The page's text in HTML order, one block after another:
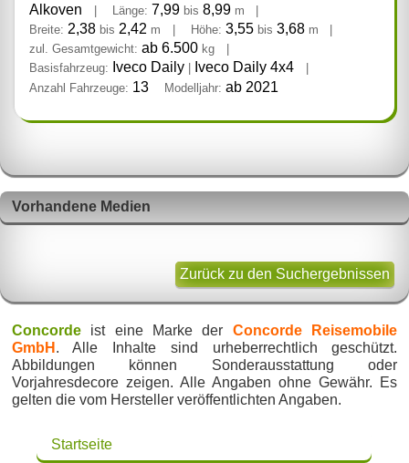
Alkoven Länge: 7,99 bis 8,99 m
Breite: 2,38 bis 2,42 m Höhe: 3,55 bis 3,68 m
zul. Gesamtgewicht: ab 6.500 kg
Basisfahrzeug: Iveco Daily Iveco Daily 4x4
Anzahl Fahrzeuge: 13 Modelljahr: ab 2021
Vorhandene Medien
Zurück zu den Suchergebnissen
Concordeist eine Marke der Concorde Reisemobile
GmbH . Alle Inhalte sind urheberrechtlich geschützt.
Abbildungen können Sonderausstattung oder
Vorjahresdecore zeigen. Alle Angaben ohne Gewähr. Es
gelten die vom Hersteller veröffentlichten Angaben.
Startseite